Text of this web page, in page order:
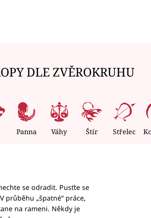
DLE ZVĚROKRUHU
Panna Váhy Štír Střelec
se odradit. Pusťte se
„špatné“ práce,
na rameni. Někdy je